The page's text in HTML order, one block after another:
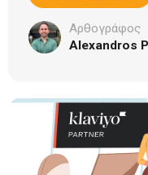
Αρθογράφος
Alexandros